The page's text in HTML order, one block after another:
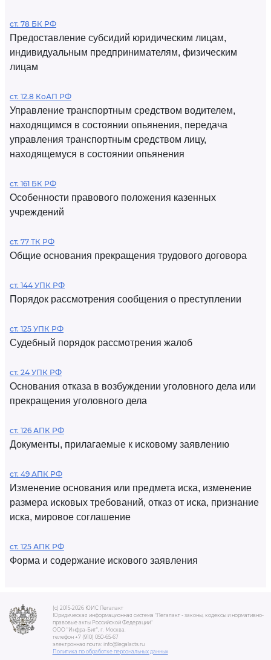
ст. 78 БК РФ
Предоставление субсидий юридическим лицам,
индивидуальным предпринимателям, физическим
лицам
ст. 12.8 КоАП РФ
Управление транспортным средством водителем,
находящимся в состоянии опьянения, передача
управления транспортным средством лицу,
находящемуся в состоянии опьянения
ст. 161 БК РФ
Особенности правового положения казенных
учреждений
ст. 77 ТК РФ
Общие основания прекращения трудового договора
ст. 144 УПК РФ
Порядок рассмотрения сообщения о преступлении
ст. 125 УПК РФ
Судебный порядок рассмотрения жалоб
ст. 24 УПК РФ
Основания отказа в возбуждении уголовного дела или
прекращения уголовного дела
ст. 126 АПК РФ
Документы, прилагаемые к исковому заявлению
ст. 49 АПК РФ
Изменение основания или предмета иска, изменение
размера исковых требований, отказ от иска, признание
иска, мировое соглашение
ст. 125 АПК РФ
Форма и содержание искового заявления
(c) 2015-2026 ЮИС Легалакт
Юридическая информационная система "Легалакт - законы, кодексы и нормативно-
правовые акты Российской Федерации"
ООО "Инфра-Бит", г. Москва.
телефон +7 (910) 050-65-67
электронная почта: info@legalacts.ru
Политика по обработке персональных данных